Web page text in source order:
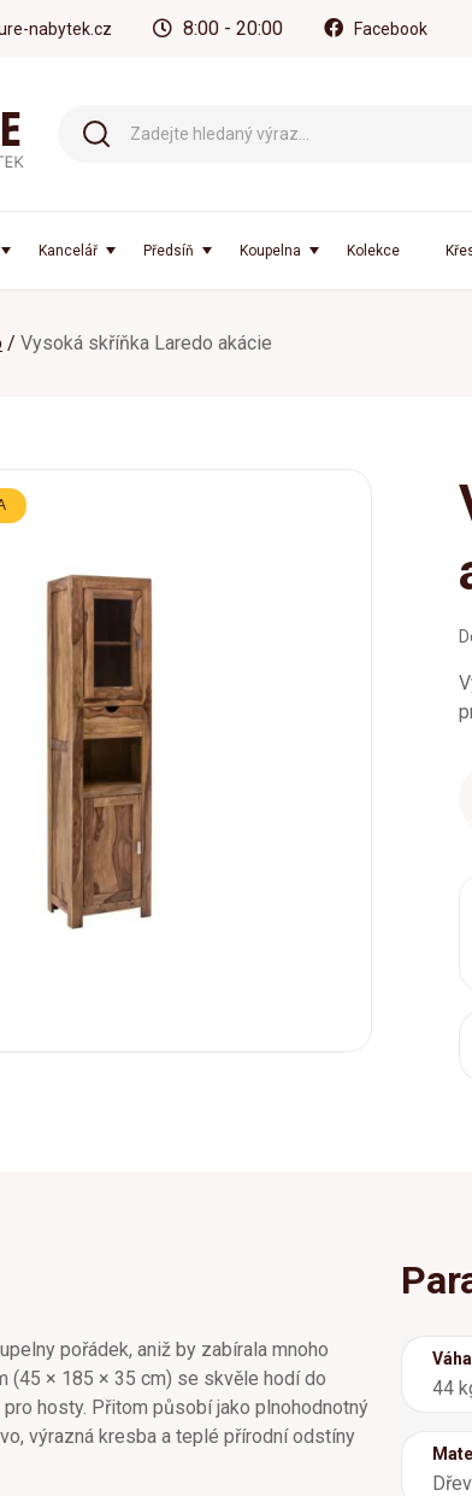
nabytek.cz 8:00 - 20:00 Facebook
Kancelář Předsíň Koupelna Kolekce
Vysoká skříňka Laredo akácie
pořádek, aniž by zabírala mnoho
(45 × 185 × 35 cm) se skvěle hodí do
hosty. Přitom působí jako plnohodnotný
výrazná kresba a teplé přírodní odstíny
44